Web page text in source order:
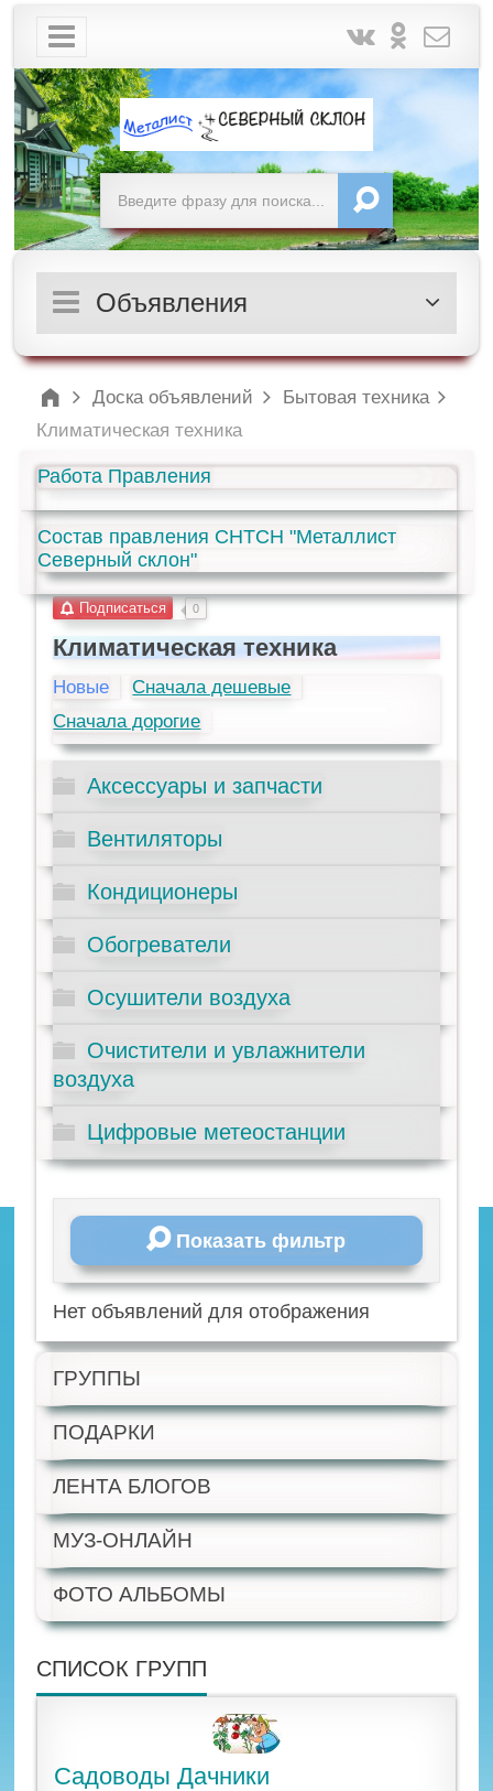
Объявления
Доска объявлений
Бытовая техника
Климатическая техника
Работа Правления
Состав правления СНТСН "Металлист
Северный склон"
Подписаться 0
Климатическая техника
Новые
Сначала дешевые
Сначала дорогие
Аксессуары и запчасти
Вентиляторы
Кондиционеры
Обогреватели
Осушители воздуха
Очистители и увлажнители
воздуха
Цифровые метеостанции
Показать фильтр
Нет объявлений для отображения
ГРУППЫ
ПОДАРКИ
ЛЕНТА БЛОГОВ
МУЗ-ОНЛАЙН
ФОТО АЛЬБОМЫ
СПИСОК ГРУПП
Садоводы Дачники